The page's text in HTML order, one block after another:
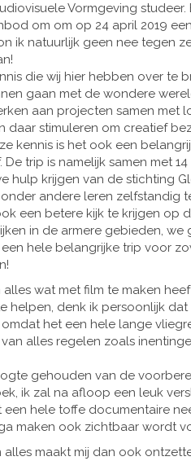
Vormgeving
om om op 24 april 2019
ik natuurlijk geen nee tegen
die wij hier hebben over te
gaan met de wondere
aan projecten samen met
daar stimuleren om creatief
kennis is het ook een
De trip is namelijk samen met
hulp krijgen van de stichting
andere leren zelfstandig
een betere kijk te krijgen op
in de armere gebieden, we
hele belangrijke trip voor
wat met film te maken
helpen, denk ik persoonlijk
het een hele lange
alles regelen zoals
gehouden van de
ik zal na afloop een leuk
hele toffe documentaire
maken ook zichtbaar wordt
maakt mij dan ook